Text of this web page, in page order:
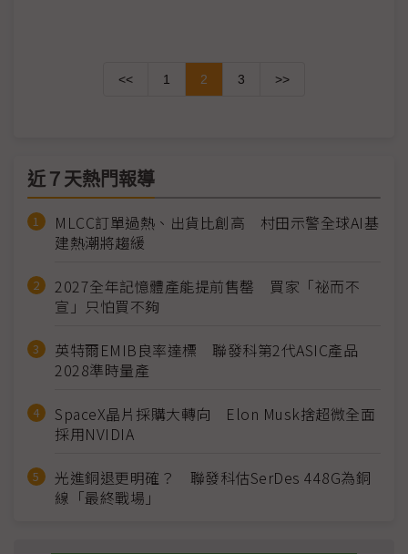
<< 1 2 3 >>
近７天熱門報導
MLCC訂單過熱、出貨比創高 村田示警全球AI基
建熱潮將趨緩
2027全年記憶體產能提前售罄 買家「祕而不
宣」只怕買不夠
英特爾EMIB良率達標 聯發科第2代ASIC產品
2028準時量產
SpaceX晶片採購大轉向 Elon Musk捨超微全面
採用NVIDIA
光進銅退更明確？ 聯發科估SerDes 448G為銅
線「最終戰場」